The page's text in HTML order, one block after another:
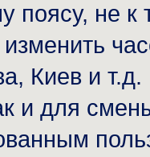
поясу, не
Киев и
и для